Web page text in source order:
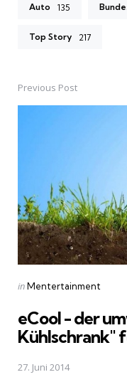
Auto 135
Top Story 217
PostPrevious Post
Posted
inMentertainment
eCool - der
Kühlschrank"
27. Juni 2014